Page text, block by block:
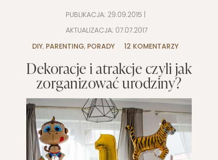
PUBLIKACJA: 29.09.2015
AKTUALIZACJA: 07.07.2017
DIY, PARENTING, PORADY 12 KOMENTARZY
Dekoracje i atrakcje czyli jak
zorganizować urodziny?